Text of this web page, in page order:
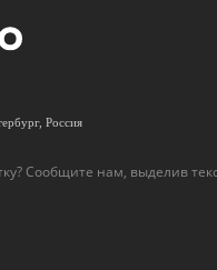
Россия
Сообщите нам, выделив